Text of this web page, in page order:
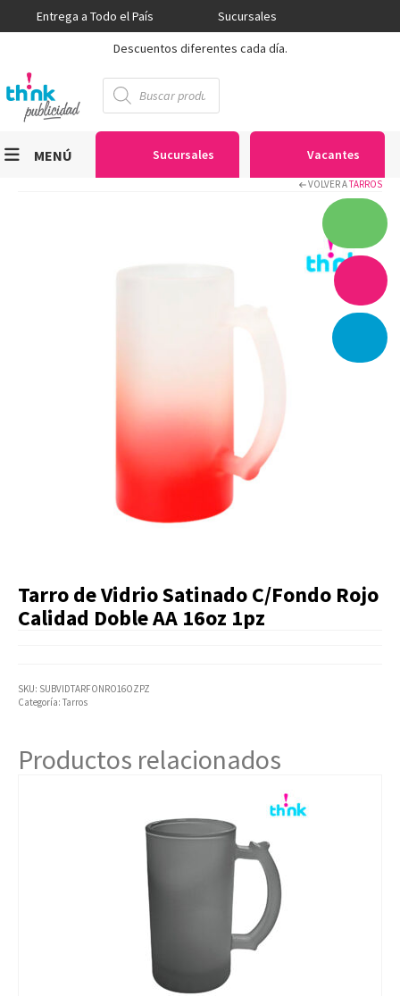
Entrega a Todo el País
Sucursales
Descuentos diferentes cada día.
Búsqueda
de
productos
Sucursales Vacantes
MENÚ
Artículos Varios
Catálogos
Facturación
Listas de Precios
VOLVER ATARROS
Tarro de Vidrio Satinado C/Fondo Rojo
Calidad Doble AA 16oz 1pz
SKU: SUBVIDTARFONRO16OZPZ
Categoría: Tarros
Productos relacionados